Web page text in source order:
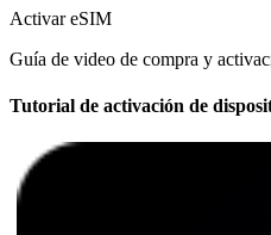
Activar eSIM
Guía de video de compra y
Tutorial de activación de